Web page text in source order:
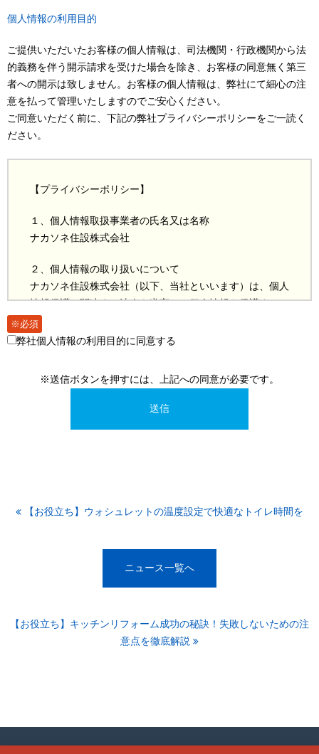
個人情報の利用目的
ご提供いただいたお客様の個人情報は、司法機関・行政機関から法
的義務を伴う開示請求を受けた場合を除き、お客様の同意無く第三
者への開示は致しません。お客様の個人情報は、弊社にて細心の注
意を払って管理いたしますのでご安心ください。
ご同意いただく前に、下記の弊社プライバシーポリシーをご一読く
ださい。
【プライバシーポリシー】
１、個人情報取扱事業者の氏名又は名称
ナカソネ住設株式会社
２、個人情報の取り扱いについて
ナカソネ住設株式会社（以下、当社といいます）は、個人
情報保護に関連する法令を遵守し、個人情報を保護するこ
とが事業活動の基本であり社会的責務であると考えており
ます。
お客様の個人情報を安全に管理・運営するよう、個人情報
への外部からの不正アクセス、紛失、毀損、破壊、改ざ
また、個人情報を取り扱う部門ごとに個人情報保護管理者
を置き、個人情報の適切な管理に努めると共に、安全管理
※必須
弊社個人情報の利用目的に同意する
※送信ボタンを押すには、上記への同意が必要です。
【お役立ち】ウォシュレットの温度設定で快適なトイレ時間を
ニュース一覧へ
【お役立ち】キッチンリフォーム成功の秘訣！失敗しないための注
意点を徹底解説